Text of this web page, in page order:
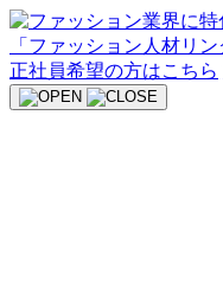
Skip
to
content
正社員希望の方はこちら